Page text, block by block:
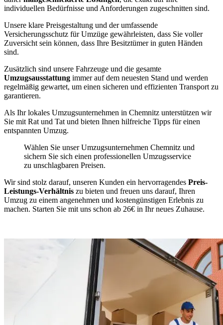
individuellen Bedürfnisse und Anforderungen zugeschnitten sind.
Unsere klare Preisgestaltung und der umfassende
Versicherungsschutz für Umzüge gewährleisten, dass Sie voller
Zuversicht sein können, dass Ihre Besitztümer in guten Händen
sind.
Zusätzlich sind unsere Fahrzeuge und die gesamte
Umzugsausstattung immer auf dem neuesten Stand und werden
regelmäßig gewartet, um einen sicheren und effizienten Transport zu
garantieren.
Als Ihr lokales Umzugsunternehmen in Chemnitz unterstützen wir
Sie mit Rat und Tat und bieten Ihnen hilfreiche Tipps für einen
entspannten Umzug.
Wählen Sie unser Umzugsunternehmen Chemnitz und
sichern Sie sich einen professionellen Umzugsservice
zu unschlagbaren Preisen.
Wir sind stolz darauf, unseren Kunden ein hervorragendes Preis-
Leistungs-Verhältnis zu bieten und freuen uns darauf, Ihren
Umzug zu einem angenehmen und kostengünstigen Erlebnis zu
machen. Starten Sie mit uns schon ab 26€ in Ihr neues Zuhause.